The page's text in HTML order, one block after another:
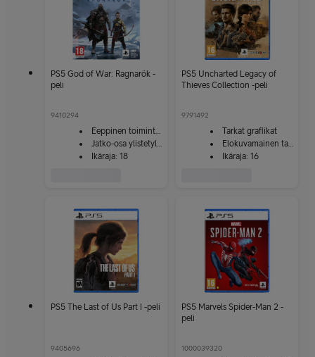
PS5 God of War: Ragnarök -
peli
9410294
Eeppinen toimintaseikkailu
Jatko-osa ylistetylle God of War -pelille
Ikäraja: 18
PS5 Uncharted Legacy of
Thieves Collection -peli
9791492
Tarkat grafiikat
Elokuvamainen tarina
Ikäraja: 16
PS5 The Last of Us Part I -peli
9405696
PS5 Marvels Spider-Man 2 -
peli
1000039320